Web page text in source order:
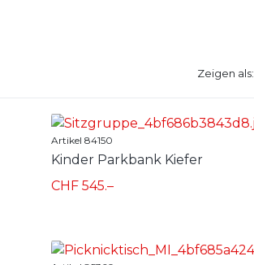
Zeigen als:
Artikel 84150
Kinder Parkbank Kiefer
CHF 545.–